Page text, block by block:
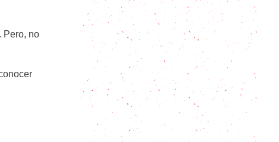
Pero, no
Mis moscovitas favoritas: La delicia
de Oviedo en tu mesa
Galletas Lotus: Qué son, cómo se
hacen y qué postres se pueden
preparar con ellas
Crumbl Cookies caseras: la receta
viral que puedes hacer en casa